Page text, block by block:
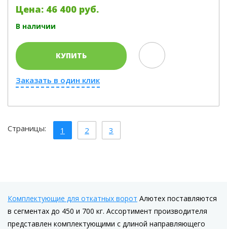
Цена: 46 400 руб.
В наличии
КУПИТЬ
Заказать в один клик
Страницы: 1 2 3
Комплектующие для откатных ворот Алютех поставляются
в сегментах до 450 и 700 кг. Ассортимент производителя
представлен комплектующими с длиной направляющего